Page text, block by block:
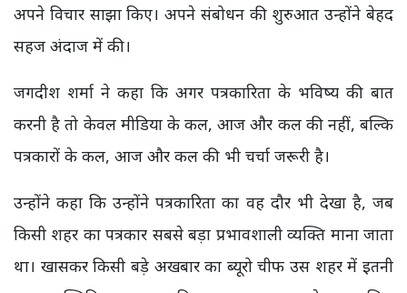
अपने विचार साझा किए। अपने संबोधन की शुरुआत उन्होंने बेहद
सहज अंदाज में की।
जगदीश शर्मा ने कहा कि अगर पत्रकारिता के भविष्य की बात
करनी है तो केवल मीडिया के कल, आज और कल की नहीं, बल्कि
पत्रकारों के कल, आज और कल की भी चर्चा जरूरी है।
उन्होंने कहा कि उन्होंने पत्रकारिता का वह दौर भी देखा है, जब
किसी शहर का पत्रकार सबसे बड़ा प्रभावशाली व्यक्ति माना जाता
था। खासकर किसी बड़े अखबार का ब्यूरो चीफ उस शहर में इतनी